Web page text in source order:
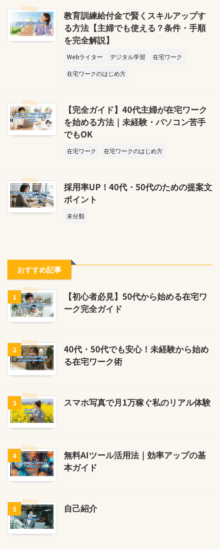
教育訓練給付金で賢くスキルアップす
る方法【主婦でも使える？条件・手順
を完全解説】
Webライター デジタル学習
在宅ワーク
在宅ワークのはじめ方
【完全ガイド】40代主婦が在宅ワーク
を始める方法｜未経験・パソコン苦手
でもOK
在宅ワーク 在宅ワークのはじめ方
採用率UP！40代・50代のための提案文
ポイント
未分類
おすすめ記事
1
【初心者必見】50代から始める在宅ワ
ーク完全ガイド
2
40代・50代でも安心！未経験から始め
る在宅ワーク術
3 スマホ写真で月1万稼ぐ私のリアル体験
4
無料AIツール活用法｜効率アップの基
本ガイド
5 自己紹介